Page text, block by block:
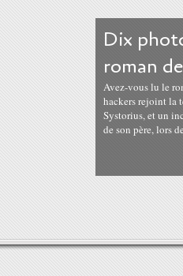
Dix
roman
Avez-vous lu le
hackers rejoint la
Systorius, et un
de son père, lors